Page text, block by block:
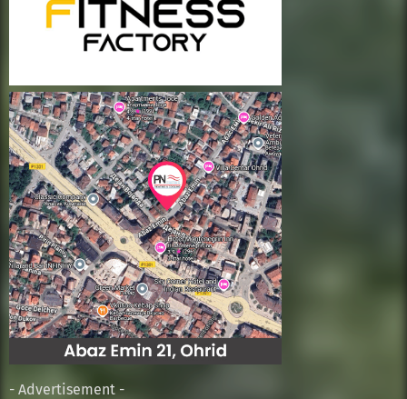
- Advertisement -